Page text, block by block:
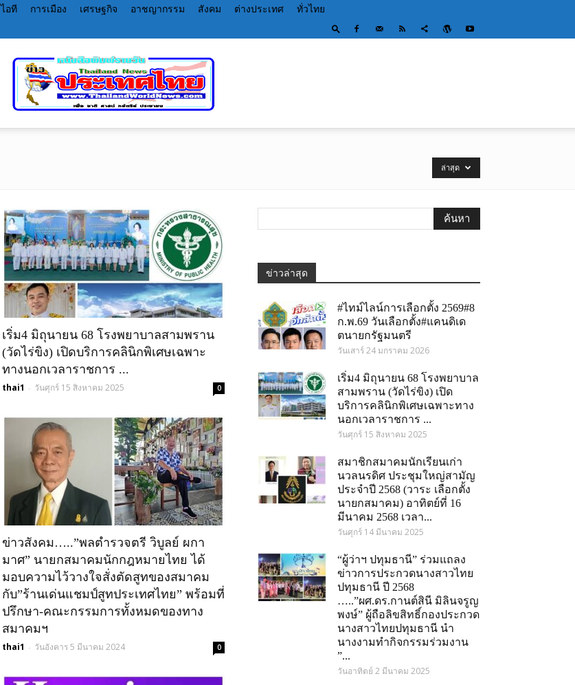
ไอที การเมือง เศรษฐกิจ อาชญากรรม สังคม ต่างประเทศ ทั่วไทย
ราย
วัน"ข่าว
ประเทศไทย"
https;//www.thailandworldnews.com
ล่าสุด
เริ่ม4 มิถุนายน 68 โรงพยาบาลสามพราน
(วัดไร่ขิง) เปิดบริการคลินิกพิเศษเฉพาะ
ทางนอกเวลาราชการ ...
thai1 - วันศุกร์ 15 สิงหาคม 2025 0
ข่าวสังคม…..”พลตำรวจตรี วิบูลย์ ผกา
มาศ” นายกสมาคมนักกฎหมายไทย ได้
มอบความไว้วางใจสั่งตัดสูทของสมาคม
กับ”ร้านเด่นแชมป์สูทประเทศไทย” พร้อมที่
ปรึกษา-คณะกรรมการทั้งหมดของทาง
สมาคมฯ
thai1 - วันอังคาร 5 มีนาคม 2024 0
ข่าวล่าสุด
#ไทม์ไลน์การเลือกตั้ง 2569#8
ก.พ.69 วันเลือกตั้ง#แคนดิเด
ตนายกรัฐมนตรี
วันเสาร์ 24 มกราคม 2026
เริ่ม4 มิถุนายน 68 โรงพยาบาล
สามพราน (วัดไร่ขิง) เปิด
บริการคลินิกพิเศษเฉพาะทาง
นอกเวลาราชการ ...
วันศุกร์ 15 สิงหาคม 2025
สมาชิกสมาคมนักเรียนเก่า
นวลนรดิศ ประชุมใหญ่สามัญ
ประจำปี 2568 (วาระ เลือกตั้ง
นายกสมาคม) อาทิตย์ที่ 16
มีนาคม 2568 เวลา...
วันศุกร์ 14 มีนาคม 2025
“ผู้ว่าฯ ปทุมธานี” ร่วมแถลง
ข่าวการประกวดนางสาวไทย
ปทุมธานี ปี 2568
…..”ผศ.ดร.กานต์สินี มิลินจรูญ
พงษ์” ผู้ถือลิขสิทธิ์กองประกวด
นางสาวไทยปทุมธานี นำ
นางงามทำกิจกรรมร่วมงาน
”...
วันอาทิตย์ 2 มีนาคม 2025